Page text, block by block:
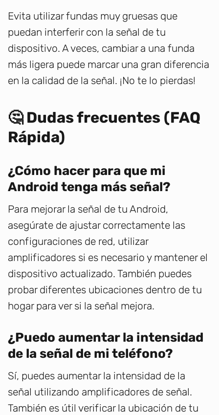
Evita utilizar fundas muy gruesas que
puedan interferir con la señal de tu
dispositivo. A veces, cambiar a una funda
más ligera puede marcar una gran diferencia
en la calidad de la señal. ¡No te lo pierdas!
🤔 Dudas frecuentes (FAQ
Rápida)
¿Cómo hacer para que mi
Android tenga más señal?
Para mejorar la señal de tu Android,
asegúrate de ajustar correctamente las
configuraciones de red, utilizar
amplificadores si es necesario y mantener el
dispositivo actualizado. También puedes
probar diferentes ubicaciones dentro de tu
hogar para ver si la señal mejora.
¿Puedo aumentar la intensidad
de la señal de mi teléfono?
Sí, puedes aumentar la intensidad de la
señal utilizando amplificadores de señal.
También es útil verificar la ubicación de tu